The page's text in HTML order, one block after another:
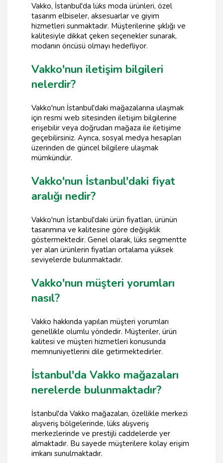
Vakko, İstanbul'da lüks moda ürünleri, özel
tasarım elbiseler, aksesuarlar ve giyim
hizmetleri sunmaktadır. Müşterilerine şıklığı ve
kalitesiyle dikkat çeken seçenekler sunarak,
modanın öncüsü olmayı hedefliyor.
Vakko'nun iletişim bilgileri
nelerdir?
Vakko'nun İstanbul'daki mağazalarına ulaşmak
için resmi web sitesinden iletişim bilgilerine
erişebilir veya doğrudan mağaza ile iletişime
geçebilirsiniz. Ayrıca, sosyal medya hesapları
üzerinden de güncel bilgilere ulaşmak
mümkündür.
Vakko'nun İstanbul'daki fiyat
aralığı nedir?
Vakko'nun İstanbul'daki ürün fiyatları, ürünün
tasarımına ve kalitesine göre değişiklik
göstermektedir. Genel olarak, lüks segmentte
yer alan ürünlerin fiyatları ortalama yüksek
seviyelerde bulunmaktadır.
Vakko'nun müşteri yorumları
nasıl?
Vakko hakkında yapılan müşteri yorumları
genellikle olumlu yöndedir. Müşteriler, ürün
kalitesi ve müşteri hizmetleri konusunda
memnuniyetlerini dile getirmektedirler.
İstanbul'da Vakko mağazaları
nerelerde bulunmaktadır?
İstanbul'da Vakko mağazaları, özellikle merkezi
alışveriş bölgelerinde, lüks alışveriş
merkezlerinde ve prestijli caddelerde yer
almaktadır. Bu sayede müşterilere kolay erişim
imkanı sunulmaktadır.